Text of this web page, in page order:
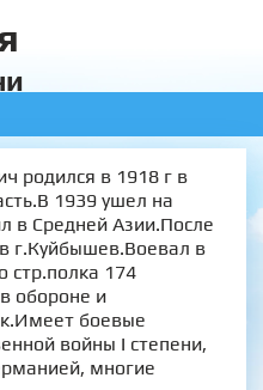
родился в 1918 г в
1939 ушел на
в Средней Азии.После
г.Куйбышев.Воевал в
стр.полка 174
обороне и
боевые
войны I степени,
многие